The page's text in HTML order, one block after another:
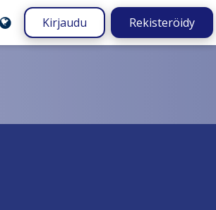
Kirjaudu Rekisteröidy